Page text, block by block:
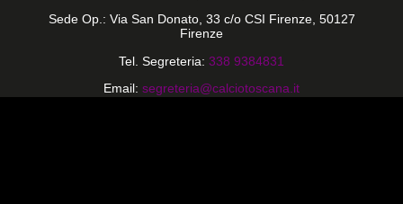
Sede Op.: Via San Donato, 33 c/o CSI Firenze, 50127
Firenze
Tel. Segreteria: 338 9384831
Email: segreteria@calciotoscana.it